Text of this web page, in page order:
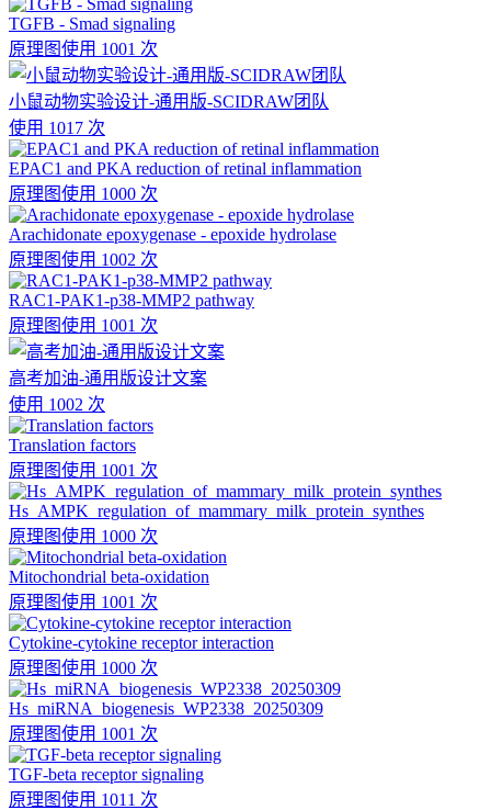
TGFB - Smad signaling
原理图使用 1001 次
小鼠动物实验设计-通用版-SCIDRAW团队
使用 1017 次
EPAC1 and PKA reduction of retinal inflammation
原理图使用 1000 次
Arachidonate epoxygenase - epoxide hydrolase
原理图使用 1002 次
RAC1-PAK1-p38-MMP2 pathway
原理图使用 1001 次
高考加油-通用版设计文案
使用 1002 次
Translation factors
原理图使用 1001 次
Hs_AMPK_regulation_of_mammary_milk_protein_synthes
原理图使用 1000 次
Mitochondrial beta-oxidation
原理图使用 1001 次
Cytokine-cytokine receptor interaction
原理图使用 1000 次
Hs_miRNA_biogenesis_WP2338_20250309
原理图使用 1001 次
TGF-beta receptor signaling
原理图使用 1011 次